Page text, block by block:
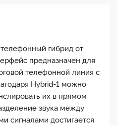
гибрид от
предназначен для
телефонной линия с
Hybrid-1 можно
их в прямом
звука между
сигналами достигается